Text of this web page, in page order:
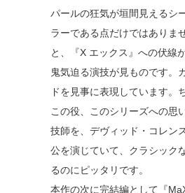
パールの狂気が垣間見えるシ
ラーである点だけではありま
と、『X エックス』への伏線
鬼気迫る演技が見ものです。
ドを見事に表現しています。
この役、このシリーズへの思
技師を、デヴィッド・コレン
公を演じていて、クラシック
るのにピッタリです。
本作の次に完結編として『